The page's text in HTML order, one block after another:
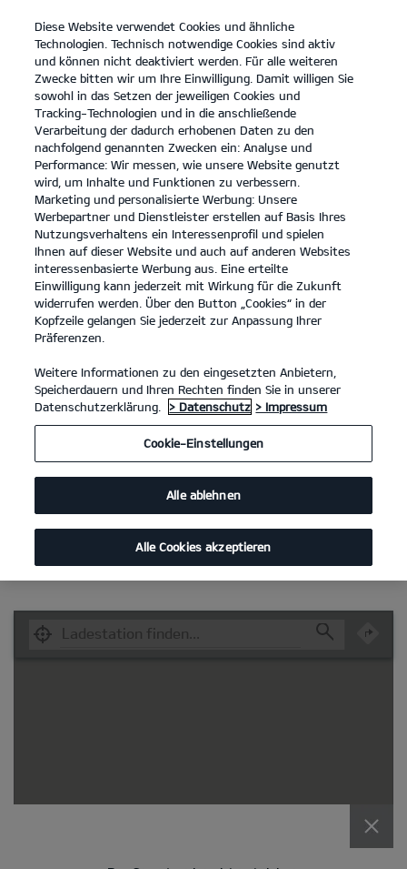
open
menu
KONTAKT
Entdecken
... ENTDECKEN
Diese Website verwendet Cookies und ähnliche
Technologien. Technisch notwendige Cookies sind aktiv
und können nicht deaktiviert werden. Für alle weiteren
Zwecke bitten wir um Ihre Einwilligung. Damit willigen Sie
sowohl in das Setzen der jeweiligen Cookies und
Tracking-Technologien und in die anschließende
Verarbeitung der dadurch erhobenen Daten zu den
nachfolgend genannten Zwecken ein: Analyse und
Performance: Wir messen, wie unsere Website genutzt
wird, um Inhalte und Funktionen zu verbessern.
Marketing und personalisierte Werbung: Unsere
Werbepartner und Dienstleister erstellen auf Basis Ihres
Nutzungsverhaltens ein Interessenprofil und spielen
Ihnen auf dieser Website und auch auf anderen Websites
interessenbasierte Werbung aus. Eine erteilte
Einwilligung kann jederzeit mit Wirkung für die Zukunft
widerrufen werden. Über den Button „Cookies“ in der
Kopfzeile gelangen Sie jederzeit zur Anpassung Ihrer
Präferenzen.
Weitere Informationen zu den eingesetzten Anbietern,
Speicherdauern und Ihren Rechten finden Sie in unserer
Datenschutzerklärung.
> Datenschutz > Impressum
Cookie-Einstellungen
Alle ablehnen
Alle Cookies akzeptieren